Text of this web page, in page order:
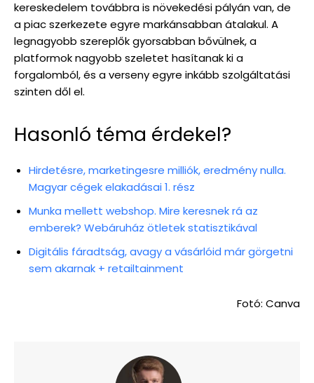
kereskedelem továbbra is növekedési pályán van, de
a piac szerkezete egyre markánsabban átalakul. A
legnagyobb szereplők gyorsabban bővülnek, a
platformok nagyobb szeletet hasítanak ki a
forgalomból, és a verseny egyre inkább szolgáltatási
szinten dől el.
Hasonló téma érdekel?
Hirdetésre, marketingesre milliók, eredmény nulla.
Magyar cégek elakadásai 1. rész
Munka mellett webshop. Mire keresnek rá az
emberek? Webáruház ötletek statisztikával
Digitális fáradtság, avagy a vásárlóid már görgetni
sem akarnak + retailtainment
Fotó: Canva